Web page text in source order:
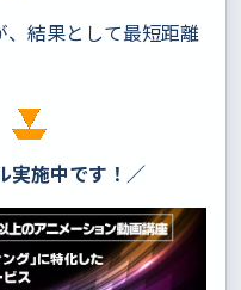
結果として最短距離
実施中です！／